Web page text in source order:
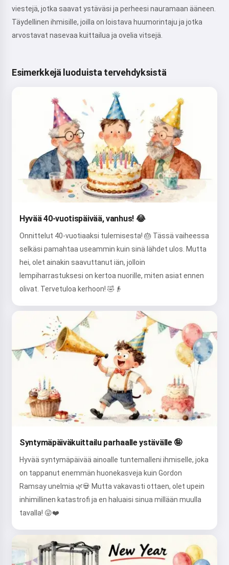
viestejä, jotka saavat ystäväsi ja perheesi nauramaan ääneen.
Täydellinen ihmisille, joilla on loistava huumorintaju ja jotka
arvostavat nasevaa kuittailua ja ovelia vitsejä.
Esimerkkejä luoduista tervehdyksistä
Hyvää 40-vuotispäivää, vanhus! 😂
Onnittelut 40-vuotiaaksi tulemisesta! 🎂 Tässä vaiheessa
selkäsi pamahtaa useammin kuin sinä lähdet ulos. Mutta
hei, olet ainakin saavuttanut iän, jolloin
lempiharrastuksesi on kertoa nuorille, miten asiat ennen
olivat. Tervetuloa kerhoon! 🤣👴
Syntymäpäiväkuittailu parhaalle ystävälle 🤪
Hyvää syntymäpäivää ainoalle tuntemalleni ihmiselle, joka
on tappanut enemmän huonekasveja kuin Gordon
Ramsay unelmia 🌿💀 Mutta vakavasti ottaen, olet upein
inhimillinen katastrofi ja en haluaisi sinua millään muulla
tavalla! 😜❤️